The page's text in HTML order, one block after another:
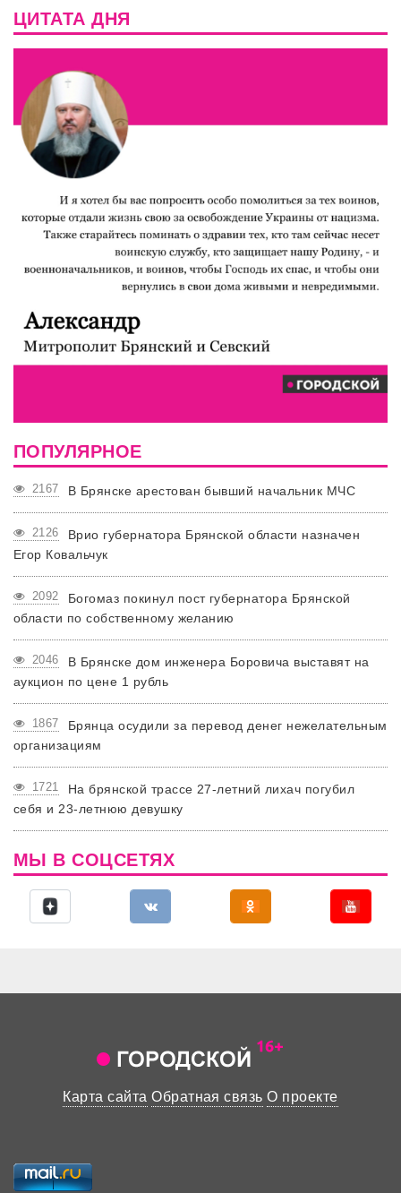
ЦИТАТА ДНЯ
ПОПУЛЯРНОЕ
2167 В Брянске арестован бывший начальник МЧС
2126
Врио губернатора Брянской области назначен
Егор Ковальчук
2092
Богомаз покинул пост губернатора Брянской
области по собственному желанию
2046
В Брянске дом инженера Боровича выставят на
аукцион по цене 1 рубль
1867
Брянца осудили за перевод денег нежелательным
организациям
1721
На брянской трассе 27-летний лихач погубил
себя и 23-летнюю девушку
МЫ В СОЦСЕТЯХ
Карта сайта Обратная связь О проекте